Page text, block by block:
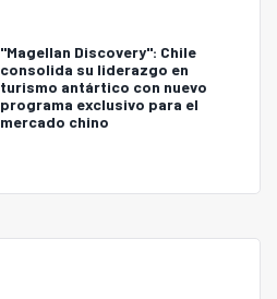
"Magellan Discovery": Chile
consolida su liderazgo en
turismo antártico con nuevo
programa exclusivo para el
mercado chino